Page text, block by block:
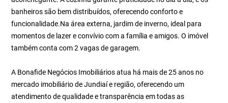
banheiros são bem distribuídos, oferecendo conforto e
funcionalidade.Na área externa, jardim de inverno, ideal para
momentos de lazer e convívio com a família e amigos. O imóvel
também conta com 2 vagas de garagem.
A Bonafide Negócios Imobiliários atua há mais de 25 anos no
mercado imobiliário de Jundiaí e região, oferecendo um
atendimento de qualidade e transparência em todas as